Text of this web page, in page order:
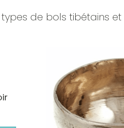
de bols tibétains